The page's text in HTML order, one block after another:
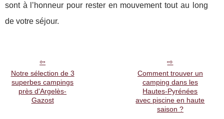
sont à l’honneur pour rester en mouvement tout au long
de votre séjour.
Notre sélection de 3
superbes campings
près d'Argelès-
Gazost
Comment trouver un
camping dans les
Hautes-Pyrénées
avec piscine en haute
saison ?